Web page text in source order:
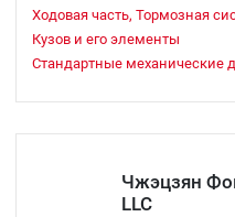
Ходовая часть, Тормозная
Кузов и его элементы
Стандартные механические
Чжэцзян
LLC